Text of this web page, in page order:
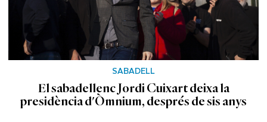
SABADELL
El sabadellenc Jordi Cuixart deixa la
presidència d'Òmnium, després de sis anys